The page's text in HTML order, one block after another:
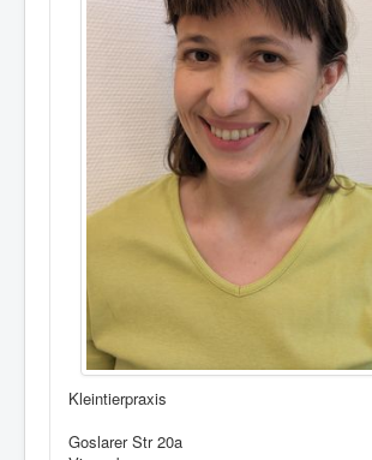
Kleintierpraxis
Goslarer Str 20a